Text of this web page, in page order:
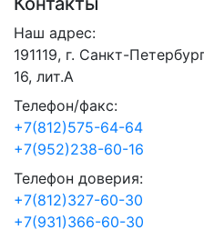
Наш адрес:
191119, г. Санкт-
16, лит.А
Телефон/факс:
+7(812)575-64-64
+7(952)238-60-16
Телефон доверия:
+7(812)327-60-30
+7(931)366-60-30